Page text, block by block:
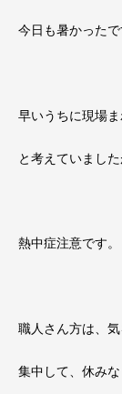
今日も暑かったで
早いうちに現場ま
と考えていまし
熱中症注意です。
職人さん方は、
集中して、休み